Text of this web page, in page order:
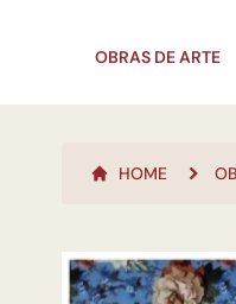
OBRAS DE ARTE
HOME